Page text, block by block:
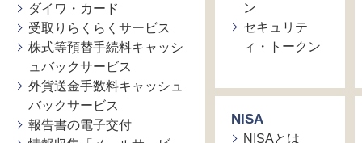
ダイワ・カード
受取りらくらくサービス
株式等預替手続料キャッシ
ュバックサービス
外貨送金手数料キャッシュ
バックサービス
報告書の電子交付
ン
セキュリテ
ィ・トークン
NISA
NISAとは